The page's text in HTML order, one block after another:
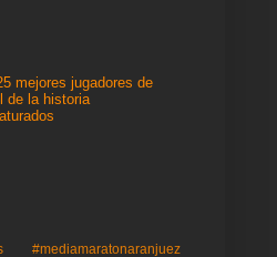
mejores jugadores de
de la historia
#mediamaratonaranjuez